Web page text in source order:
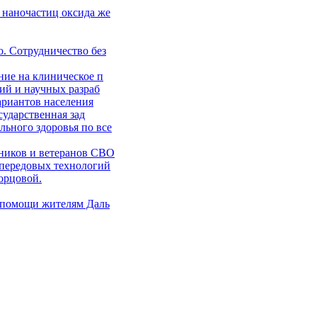
оксида же
Сотрудничество без
на клиническое п
и научных разраб
населения
зад
здоровья по все
и ветеранов СВО
технологий
помощи жителям Даль